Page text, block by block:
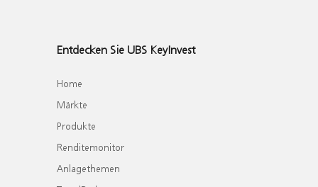
Entdecken Sie UBS KeyInvest
Home
Märkte
Produkte
Renditemonitor
Anlagethemen